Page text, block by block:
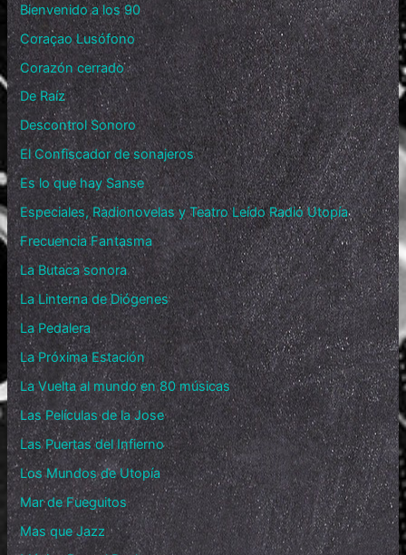
Bienvenido a los 90
Coraçao Lusófono
Corazón cerrado
De Raíz
Descontrol Sonoro
El Confiscador de sonajeros
Es lo que hay Sanse
Especiales, Radionovelas y Teatro Leído Radio Utopía
Frecuencia Fantasma
La Butaca sonora
La Linterna de Diógenes
La Pedalera
La Próxima Estación
La Vuelta al mundo en 80 músicas
Las Películas de la Jose
Las Puertas del Infierno
Los Mundos de Utopía
Mar de Fueguitos
Mas que Jazz